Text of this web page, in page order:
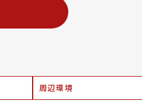
周辺環境